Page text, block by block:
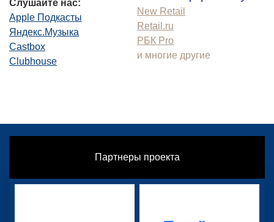
Слушайте нас:
Apple Подкасты
Яндекс.Музыка
Castbox
Clubhouse
New Retail
Retail.ru
РБК Pro
и многие другие
Партнеры проекта